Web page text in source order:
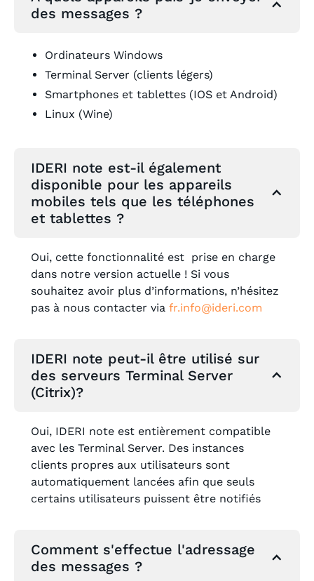
des messages ?
Ordinateurs Windows
Terminal Server (clients légers)
Smartphones et tablettes (IOS et Android)
Linux (Wine)
IDERI note est-il également
disponible pour les appareils
mobiles tels que les téléphones
et tablettes ?
Oui, cette fonctionnalité est prise en charge
dans notre version actuelle ! Si vous
souhaitez avoir plus d’informations, n’hésitez
pas à nous contacter via fr.info@ideri.com
IDERI note peut-il être utilisé sur
des serveurs Terminal Server
(Citrix)?
Oui, IDERI note est entièrement compatible
avec les Terminal Server. Des instances
clients propres aux utilisateurs sont
automatiquement lancées afin que seuls
certains utilisateurs puissent être notifiés
Comment s'effectue l'adressage
des messages ?